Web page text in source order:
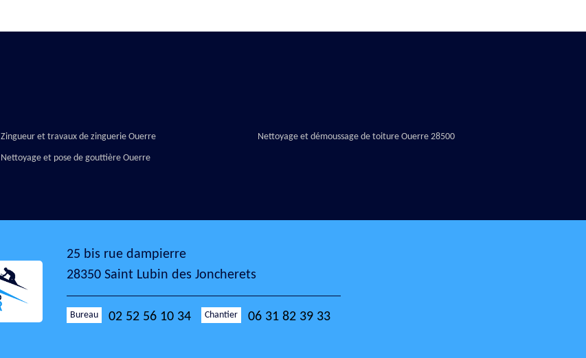
Zingueur et travaux de zinguerie Ouerre
Nettoyage et pose de gouttière Ouerre
Nettoyage et démoussage de toiture Ouerre 28500
25 bis rue dampierre
28350 Saint Lubin des Joncherets
Bureau 02 52 56 10 34 Chantier 06 31 82 39 33